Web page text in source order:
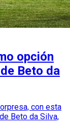
opción
Beto da
con esta
Beto da Silva,